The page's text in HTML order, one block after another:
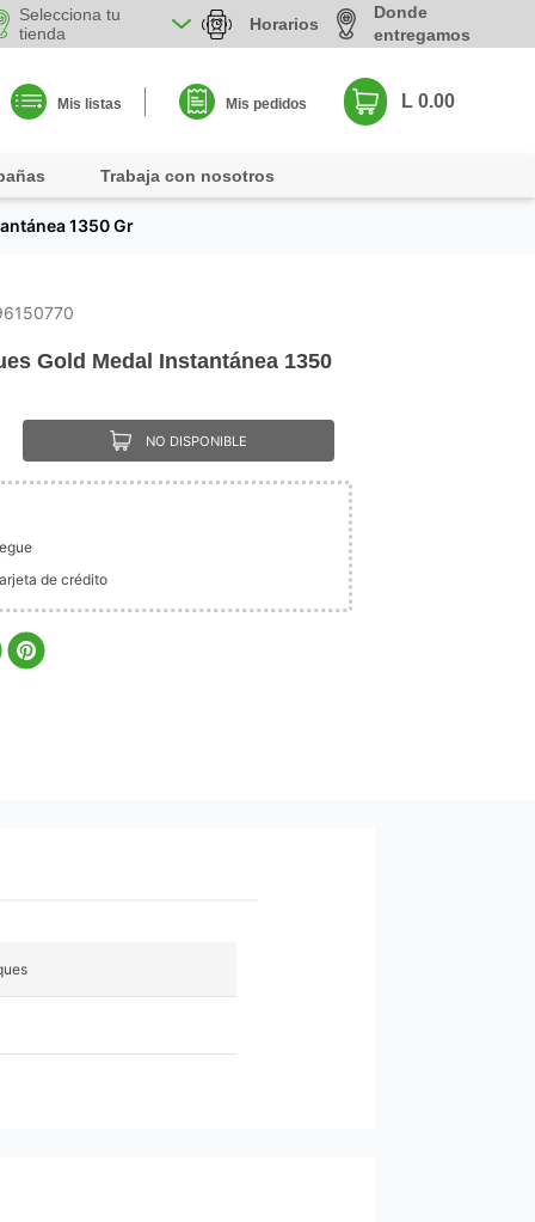
Selecciona tu
tienda
Horarios
Donde
entregamos
Mis listas Mis pedidos L 0.00
Trabaja con nosotros
1350 Gr
Gold Medal Instantánea 1350
NO DISPONIBLE
de crédito